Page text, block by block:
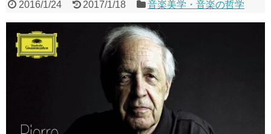
2016/1/24 2017/1/18 音楽美学・音楽の哲学